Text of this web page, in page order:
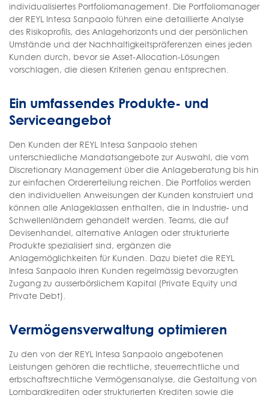
individualisiertes Portfoliomanagement. Die Portfoliomanager
der REYL Intesa Sanpaolo führen eine detaillierte Analyse
des Risikoprofils, des Anlagehorizonts und der persönlichen
Umstände und der Nachhaltigkeitspräferenzen eines jeden
Kunden durch, bevor sie Asset-Allocation-Lösungen
vorschlagen, die diesen Kriterien genau entsprechen.
Ein umfassendes Produkte- und
Serviceangebot
Den Kunden der REYL Intesa Sanpaolo stehen
unterschiedliche Mandatsangebote zur Auswahl, die vom
Discretionary Management über die Anlageberatung bis hin
zur einfachen Ordererteilung reichen. Die Portfolios werden
den individuellen Anweisungen der Kunden konstruiert und
können alle Anlageklassen enthalten, die in Industrie- und
Schwellenländern gehandelt werden. Teams, die auf
Devisenhandel, alternative Anlagen oder strukturierte
Produkte spezialisiert sind, ergänzen die
Anlagemöglichkeiten für Kunden. Dazu bietet die REYL
Intesa Sanpaolo ihren Kunden regelmässig bevorzugten
Zugang zu ausserbörslichem Kapital (Private Equity und
Private Debt).
Vermögensverwaltung optimieren
Zu den von der REYL Intesa Sanpaolo angebotenen
Leistungen gehören die rechtliche, steuerrechtliche und
erbschaftsrechtliche Vermögensanalyse, die Gestaltung von
Lombardkrediten oder strukturierten Krediten sowie die